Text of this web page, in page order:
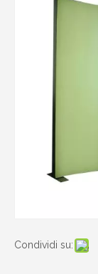
Condividi su: